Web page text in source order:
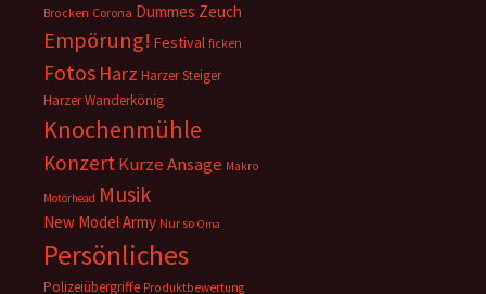
Brocken Corona Dummes Zeuch
Empörung! Festival ficken
Fotos Harz Harzer Steiger
Harzer Wanderkönig
Knochenmühle
KonzertKurze Ansage Makro
Motörhead Musik
New Model Army Nur so Oma
Persönliches
Polizeiübergriffe Produktbewertung